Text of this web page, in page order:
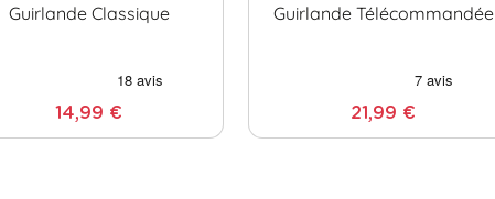
Guirlande Classique
14,99 €
Guirlande Télécommandée
21,99 €